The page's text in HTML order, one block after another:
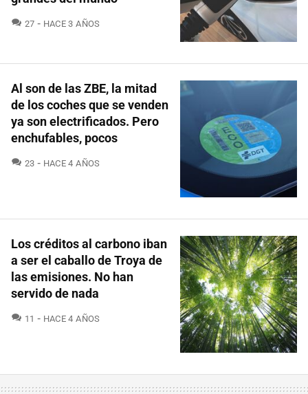
27 COMENTARIOS
HACE 3 AÑOS
Al son de las ZBE, la mitad
de los coches que se venden
ya son electrificados. Pero
enchufables, pocos
23 COMENTARIOS
HACE 4 AÑOS
Los créditos al carbono iban
a ser el caballo de Troya de
las emisiones. No han
servido de nada
11 COMENTARIOS
HACE 4 AÑOS